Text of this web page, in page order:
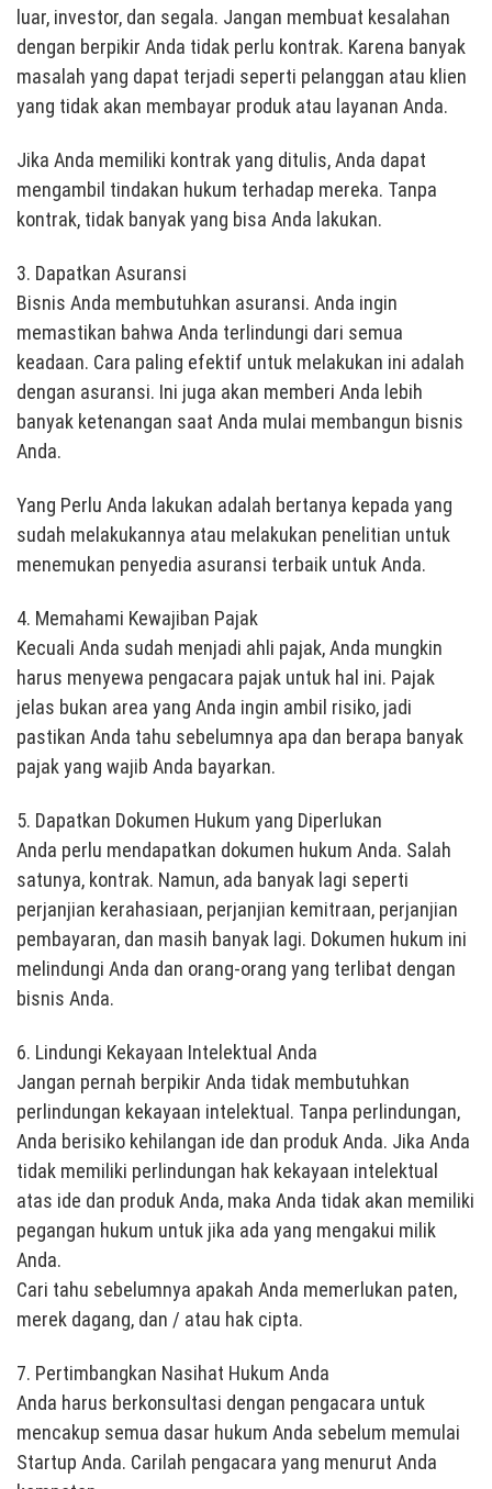
luar, investor, dan segala. Jangan membuat kesalahan
dengan berpikir Anda tidak perlu kontrak. Karena banyak
masalah yang dapat terjadi seperti pelanggan atau klien
yang tidak akan membayar produk atau layanan Anda.
Jika Anda memiliki kontrak yang ditulis, Anda dapat
mengambil tindakan hukum terhadap mereka. Tanpa
kontrak, tidak banyak yang bisa Anda lakukan.
3. Dapatkan Asuransi
Bisnis Anda membutuhkan asuransi. Anda ingin
memastikan bahwa Anda terlindungi dari semua
keadaan. Cara paling efektif untuk melakukan ini adalah
dengan asuransi. Ini juga akan memberi Anda lebih
banyak ketenangan saat Anda mulai membangun bisnis
Anda.
Yang Perlu Anda lakukan adalah bertanya kepada yang
sudah melakukannya atau melakukan penelitian untuk
menemukan penyedia asuransi terbaik untuk Anda.
4. Memahami Kewajiban Pajak
Kecuali Anda sudah menjadi ahli pajak, Anda mungkin
harus menyewa pengacara pajak untuk hal ini. Pajak
jelas bukan area yang Anda ingin ambil risiko, jadi
pastikan Anda tahu sebelumnya apa dan berapa banyak
pajak yang wajib Anda bayarkan.
5. Dapatkan Dokumen Hukum yang Diperlukan
Anda perlu mendapatkan dokumen hukum Anda. Salah
satunya, kontrak. Namun, ada banyak lagi seperti
perjanjian kerahasiaan, perjanjian kemitraan, perjanjian
pembayaran, dan masih banyak lagi. Dokumen hukum ini
melindungi Anda dan orang-orang yang terlibat dengan
bisnis Anda.
6. Lindungi Kekayaan Intelektual Anda
Jangan pernah berpikir Anda tidak membutuhkan
perlindungan kekayaan intelektual. Tanpa perlindungan,
Anda berisiko kehilangan ide dan produk Anda. Jika Anda
tidak memiliki perlindungan hak kekayaan intelektual
atas ide dan produk Anda, maka Anda tidak akan memiliki
pegangan hukum untuk jika ada yang mengakui milik
Anda.
Cari tahu sebelumnya apakah Anda memerlukan paten,
merek dagang, dan / atau hak cipta.
7. Pertimbangkan Nasihat Hukum Anda
Anda harus berkonsultasi dengan pengacara untuk
mencakup semua dasar hukum Anda sebelum memulai
Startup Anda. Carilah pengacara yang menurut Anda